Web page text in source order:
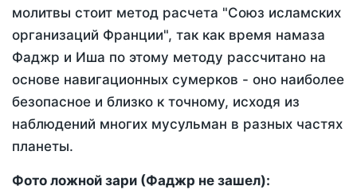
молитвы стоит метод расчета "Союз исламских
организаций Франции", так как время намаза
Фаджр и Иша по этому методу рассчитано на
основе навигационных сумерков - оно наиболее
безопасное и близко к точному, исходя из
наблюдений многих мусульман в разных частях
планеты.
Фото ложной зари (Фаджр не зашел):